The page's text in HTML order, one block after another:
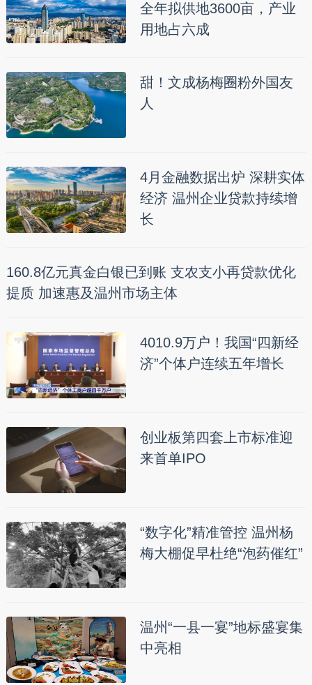
全年拟供地3600亩，产业
用地占六成
甜！文成杨梅圈粉外国友
人
4月金融数据出炉 深耕实体
经济 温州企业贷款持续增
长
160.8亿元真金白银已到账 支农支小再贷款优化
提质 加速惠及温州市场主体
4010.9万户！我国“四新经
济”个体户连续五年增长
创业板第四套上市标准迎
来首单IPO
“数字化”精准管控 温州杨
梅大棚促早杜绝“泡药催红”
温州“一县一宴”地标盛宴集
中亮相